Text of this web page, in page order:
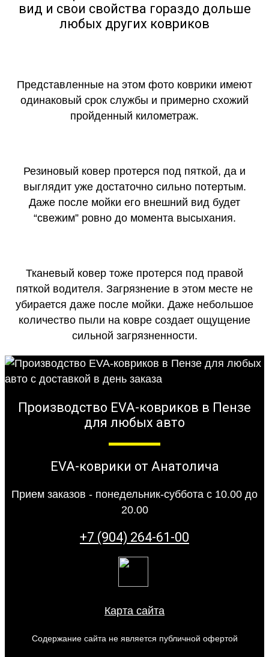
вид и свои свойства гораздо дольше
любых других ковриков
Представленные на этом фото коврики имеют
одинаковый срок службы и примерно схожий
пройденный километраж.
Резиновый ковер протерся под пяткой, да и
выглядит уже достаточно сильно потертым.
Даже после мойки его внешний вид будет
“свежим” ровно до момента высыхания.
Тканевый ковер тоже протерся под правой
пяткой водителя. Загрязнение в этом месте не
убирается даже после мойки. Даже небольшое
количество пыли на ковре создает ощущение
сильной загрязненности.
Производство EVA-ковриков в Пензе
для любых авто
EVA-коврики от Анатолича
Прием заказов - понедельник-суббота с 10.00 до
20.00
+7 (904) 264-61-00
Карта сайта
Содержание сайта не является публичной офертой